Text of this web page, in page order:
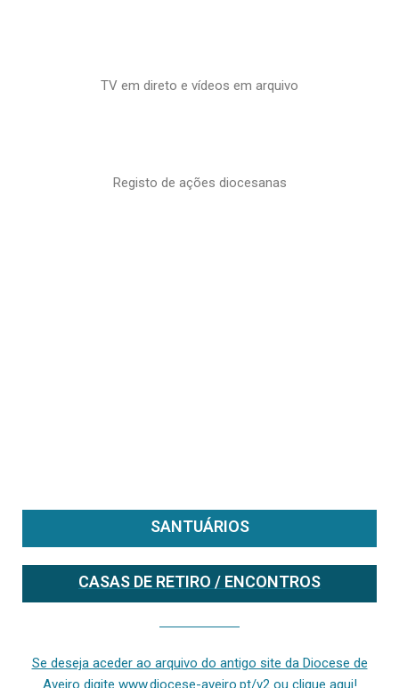
TV em direto e vídeos em arquivo
Registo de ações diocesanas
SANTUÁRIOS
CASAS DE RETIRO / ENCONTROS
Se deseja aceder ao arquivo do antigo site da Diocese de
Aveiro digite www.diocese-aveiro.pt/v2 ou clique aqui!